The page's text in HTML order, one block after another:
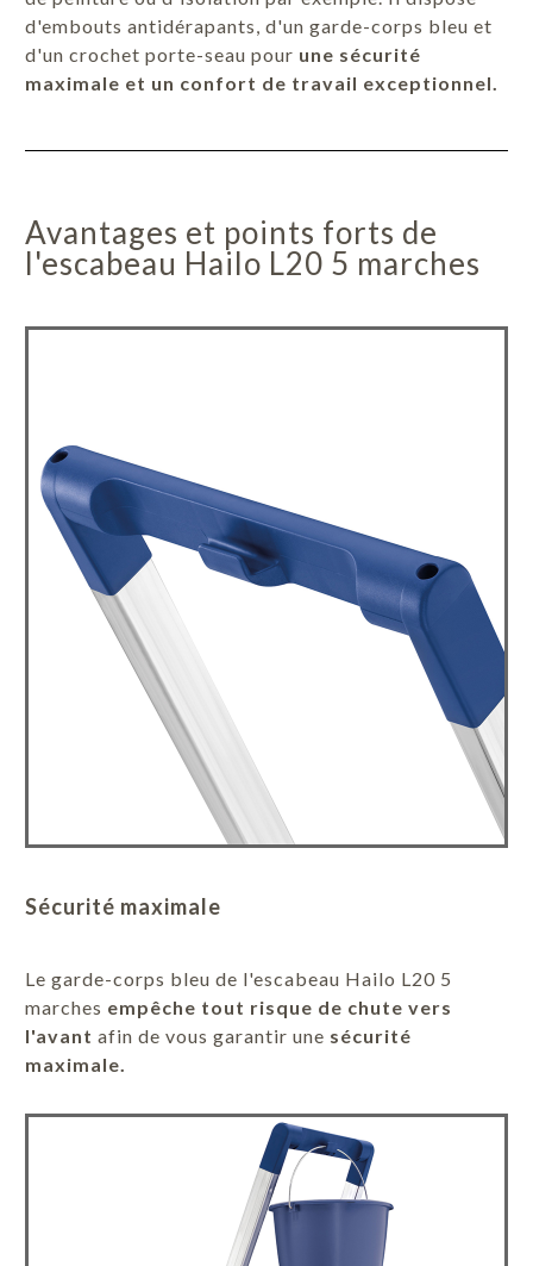
d'embouts antidérapants, d'un garde-corps bleu et
d'un crochet porte-seau pour une sécurité
maximale et un confort de travail exceptionnel.
Avantages et points forts de
l'escabeau Hailo L20 5 marches
Sécurité maximale
Le garde-corps bleu de l'escabeau Hailo L20 5
marches empêche tout risque de chute vers
l'avant afin de vous garantir une sécurité
maximale.